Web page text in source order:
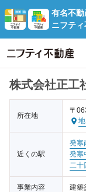
有名不
ニフティ
株式会社正工
所在地
〒
近くの駅
発寒
発寒
二十
事業内容 建築